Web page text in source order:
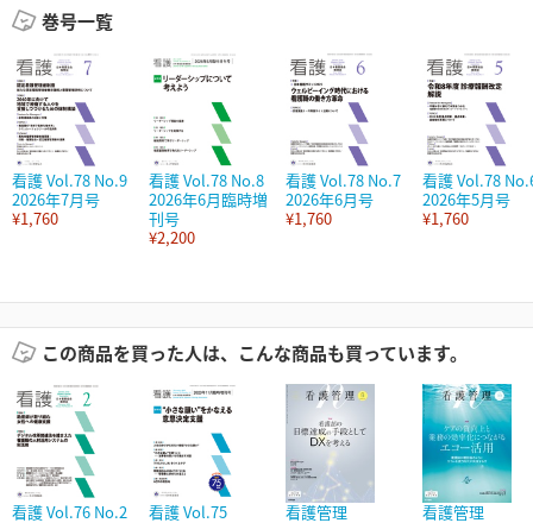
巻号一覧
看護 Vol.78 No.9
2026年7月号
¥1,760
看護 Vol.78 No.8
2026年6月臨時増
刊号
¥2,200
看護 Vol.78 No.7
2026年6月号
¥1,760
看護 Vol.78
2026年5月号
¥1,760
この商品を買った人は、こんな商品も買っています。
看護 Vol.76 No.2
看護 Vol.75
看護管理
看護管理